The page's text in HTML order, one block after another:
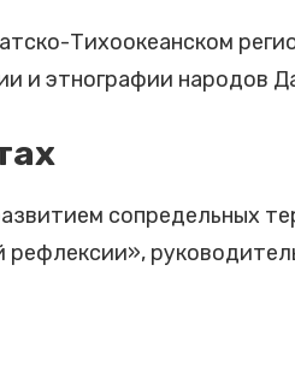
Тихоокеанском
и этнографии народов
сопредельных
рефлексии»,